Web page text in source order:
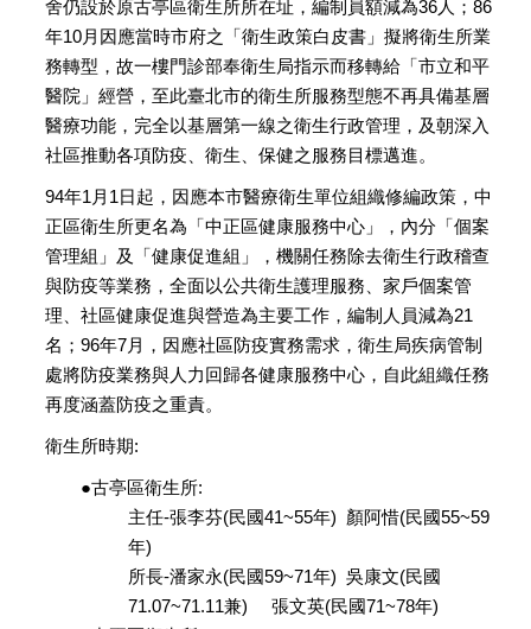
舍仍設於原古亭區衛生所所在址，編制員額減為36人；86
年10月因應當時市府之「衛生政策白皮書」擬將衛生所業
務轉型，故一樓門診部奉衛生局指示而移轉給「市立和平
醫院」經營，至此臺北市的衛生所服務型態不再具備基層
醫療功能，完全以基層第一線之衛生行政管理，及朝深入
社區推動各項防疫、衛生、保健之服務目標邁進。
94年1月1日起，因應本市醫療衛生單位組織修編政策，中
正區衛生所更名為「中正區健康服務中心」，內分「個案
管理組」及「健康促進組」，機關任務除去衛生行政稽查
與防疫等業務，全面以公共衛生護理服務、家戶個案管
理、社區健康促進與營造為主要工作，編制人員減為21
名；96年7月，因應社區防疫實務需求，衛生局疾病管制
處將防疫業務與人力回歸各健康服務中心，自此組織任務
再度涵蓋防疫之重責。
衛生所時期:
●古亭區衛生所:
主任-張李芬(民國41~55年) 顏阿惜(民國55~59
年)
所長-潘家永(民國59~71年) 吳康文(民國
71.07~71.11兼) 張文英(民國71~78年)